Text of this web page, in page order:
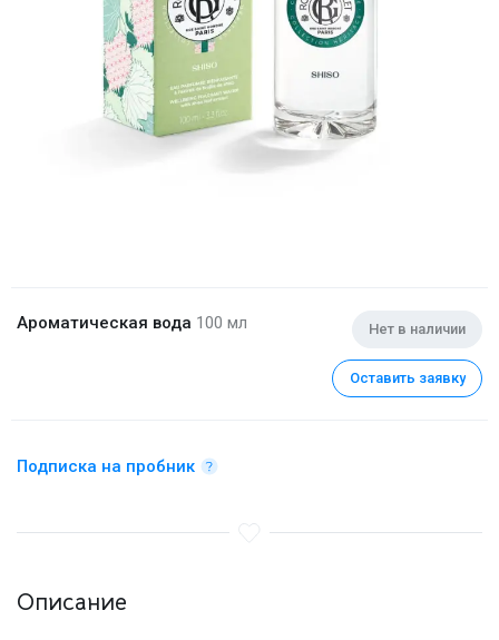
Ароматическая вода 100 мл Нет в наличии
Оставить заявку
Подписка на пробник
Описание